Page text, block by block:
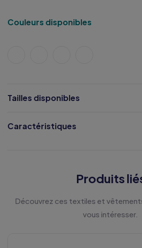
Couleurs disponibles
Tailles disponibles
Caractéristiques
Produits
Découvrez ces textiles et
vous intéresser.